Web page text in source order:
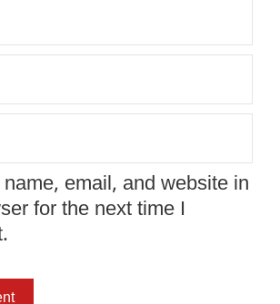
email, and website in
for the next time I